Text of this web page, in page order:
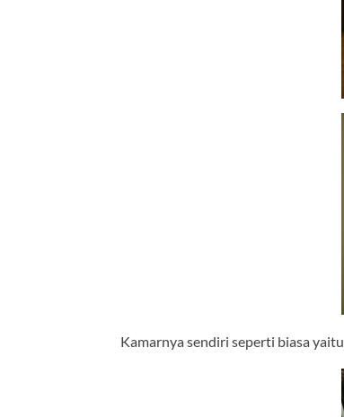
Kamarnya sendiri seperti biasa